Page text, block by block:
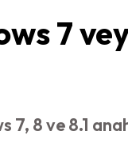
7
7, 8 ve 8.1